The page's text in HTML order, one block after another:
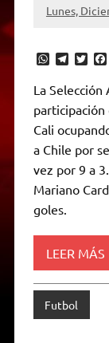
Lunes,
W
a
t
s
A
p
p
T
e
g
r
a
m
T
i
t
t
r
La
participación
Cali
a Chile por
vez por 9 a
Mariano
goles.
LEER MÁS
Futbol